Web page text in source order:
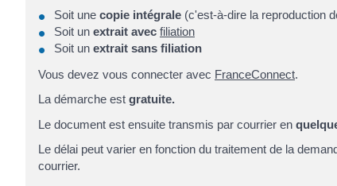
Soit une copie intégrale (c'est-à-dire la reproduction
Soit un extrait avec filiation
Soit un extrait sans filiation
Vous devez vous connecter avec FranceConnect.
La démarche est gratuite.
Le document est ensuite transmis par courrier en
Le délai peut varier en fonction du traitement de la
courrier.